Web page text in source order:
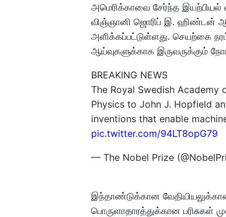
அமெரிக்காவை சேர்ந்த
விஞ்ஞானி ஜொரிப் இ. ஹிண்டன்
அளிக்கப்பட்டுள்ளது. செயற்கை
ஆய்வுகளுக்காக இருவருக்கும்
BREAKING NEWS
The Royal Swedish
Physics to John J. Hopfield
inventions that enable
pic.twitter.com/94LT8opG79
— The Nobel Prize
இந்தாண்டுக்கான
பொருளாதாரத்துக்கான பரிசுகள்